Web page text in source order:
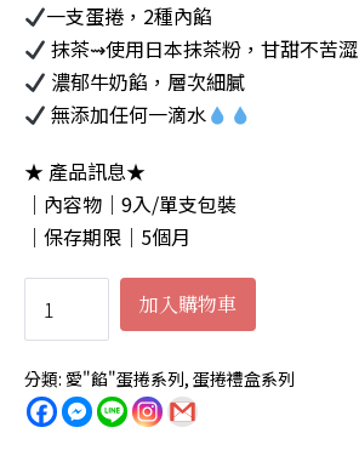
價
格：
NT$399。
格：
NT$252。
一支蛋捲，2種內餡
抹茶⇝使用日本抹茶粉，甘甜不苦澀
濃郁牛奶餡，層次細膩
無添加任何一滴水
★ 產品訊息★
｜內容物｜9入/單支包裝
｜保存期限｜5個月
牛
奶
加入購物車
分類: 愛"餡"蛋捲系列, 蛋捲禮盒系列